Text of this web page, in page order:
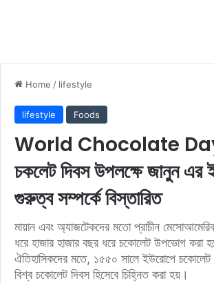
Home / lifestyle
lifestyle Foods
World Chocolate
চকলেট দিবস উপলক্ষে জানুন এর
গুরুত্ব সম্পর্কে বিস্তারিত
মায়ান এবং অ্যাজটেকদের মতো প্রাচীন
ধরে হাজার হাজার বছর ধরে চকোলেট উপভোগ করা
ঐতিহাসিকদের মতে, ১৫৫০ সালে ইউরোপে চকোলেট
বিশ্ব চকোলেট দিবস হিসেবে চিহ্নিত করা হয়।